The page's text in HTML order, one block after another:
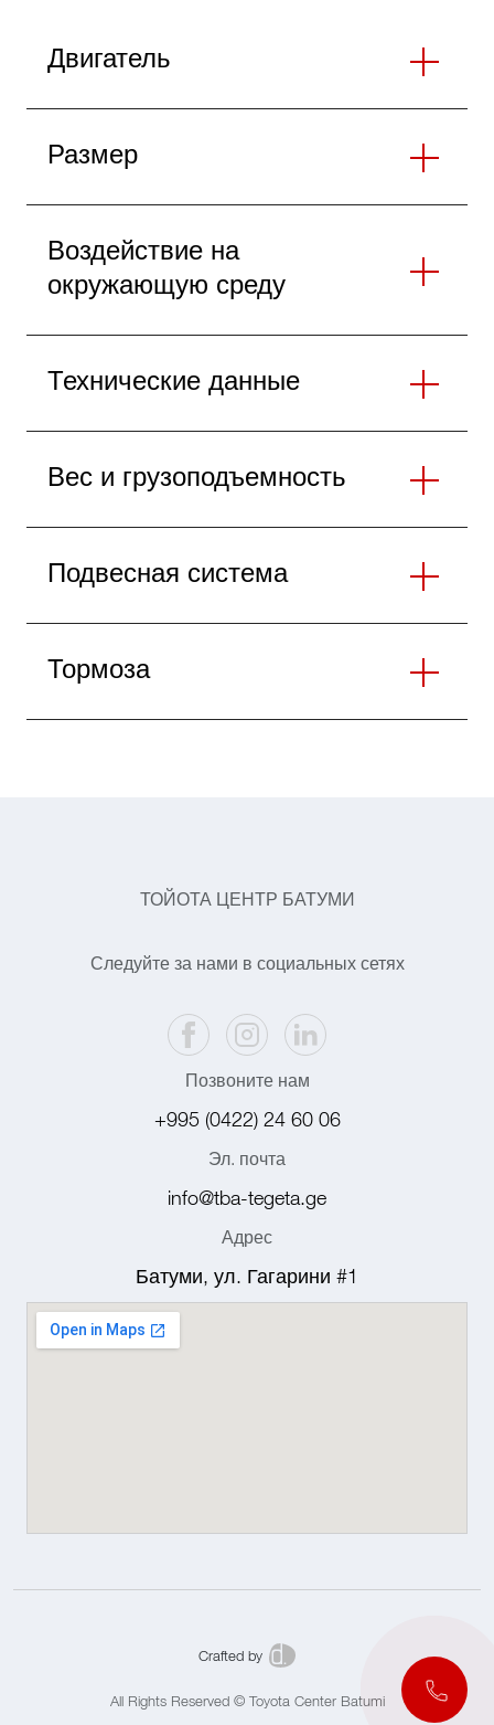
Двигатель
Размер
Воздействие на
окружающую среду
Технические данные
Вес и грузоподъемность
Подвесная система
Тормоза
ТОЙОТА ЦЕНТР БАТУМИ
Следуйте за нами в социальных сетях
Позвоните нам
+995 (0422) 24 60 06
Эл. почта
info@tba-tegeta.ge
Адрес
Батуми, ул. Гагарини #1
All Rights Reserved © Toyota Center Batumi
Crafted by